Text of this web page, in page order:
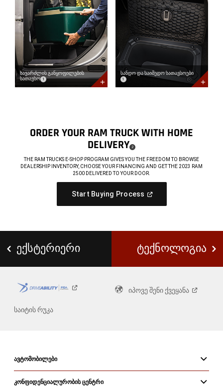
განყოფილების
სათავსო<span
data-
component='DisclosureBubble'
title='ხელმისაწვდომია
მხოლოდ
Crew
Cab
მოდელებისთვის'>
</span>
Learn
More
Available
Under-
სავარძლის განყოფილების
სათავსო
(
Disclosure
1
)
და
საიმედო
სათავსოები<span
data-
component='DisclosureBubble'
title='ხელმისაწვდომია
მხოლოდ
Crew
Cab
მოდელებისთვის'>
</span>
Learn
More
Ram
Bins
სანდო და საიმედო სათავსოები
(
Disclosure
1
)
ORDER YOUR RAM TRUCK WITH HOME
DELIVERY ( DISCLOSURE
2)
THE RAM TRUCKS E-SHOP PROGRAM GIVES YOU THE FREEDOM TO BROWSE
DEALERSHIP INVENTORY, CHOOSE YOUR FINANCING AND GET THE 2023 RAM
2500 DELIVERED TO YOUR DOOR.
Start Buying Process Open
ᲔᲥᲡᲢᲔᲠᲘᲔᲠᲘ ᲢᲔᲥᲜᲝᲚᲝᲒᲘᲐ
იპოვე შენი ქვეყანა
საიტის რუკა
ᲐᲕᲢᲝᲛᲝᲑᲘᲚᲔᲑᲘ
ᲙᲝᲜᲤᲘᲓᲔᲜᲪᲘᲐᲚᲣᲠᲝᲑᲘᲡ ᲪᲔᲜᲢᲠᲘ